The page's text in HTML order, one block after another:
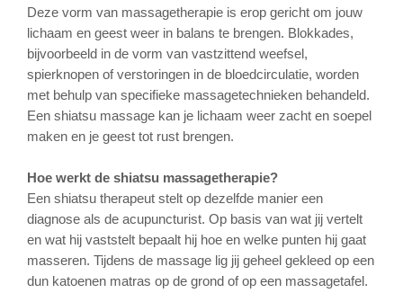
Deze vorm van massagetherapie is erop gericht om jouw
lichaam en geest weer in balans te brengen. Blokkades,
bijvoorbeeld in de vorm van vastzittend weefsel,
spierknopen of verstoringen in de bloedcirculatie, worden
met behulp van specifieke massagetechnieken behandeld.
Een shiatsu massage kan je lichaam weer zacht en soepel
maken en je geest tot rust brengen.
Hoe werkt de shiatsu massagetherapie?
Een shiatsu therapeut stelt op dezelfde manier een
diagnose als de acupuncturist. Op basis van wat jij vertelt
en wat hij vaststelt bepaalt hij hoe en welke punten hij gaat
masseren. Tijdens de massage lig jij geheel gekleed op een
dun katoenen matras op de grond of op een massagetafel.